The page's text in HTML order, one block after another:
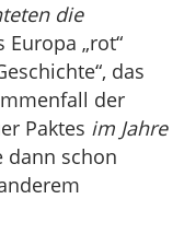
die
Europa „rot“
das
der
Paktes im Jahre
schon